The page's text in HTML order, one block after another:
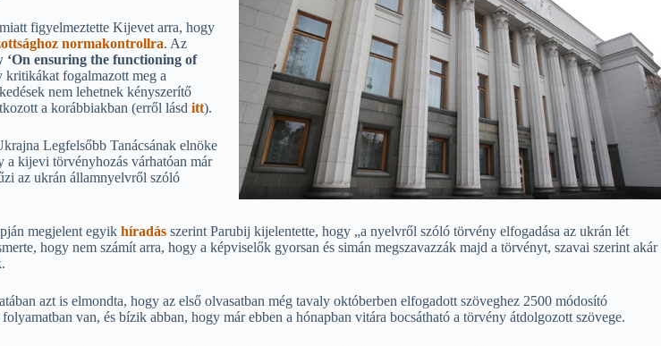
figyelmeztette Kijevet arra, hogy
normakontrollra. Az
ensuring the functioning of
fogalmazott meg a
nem lehetnek kényszerítő
a korábbiakban (erről lásd itt).
Legfelsőbb Tanácsának elnöke
a kijevi törvényhozás várhatóan már
az ukrán államnyelvről szóló
megjelent egyik híradás szerint Parubij kijelentette, hogy „a nyelvről szóló törvény elfogadása az ukrán lét
hogy nem számít arra, hogy a képviselők gyorsan és simán megszavazzák majd a törvényt, szavai szerint akár
azt is elmondta, hogy az első olvasatban még tavaly októberben elfogadott szöveghez 2500 módosító
van, és bízik abban, hogy már ebben a hónapban vitára bocsátható a törvény átdolgozott szövege.